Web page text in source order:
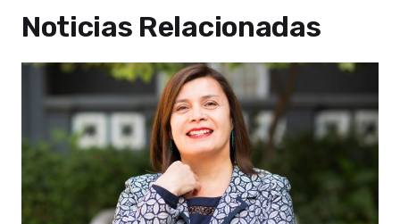
Noticias Relacionadas